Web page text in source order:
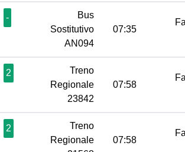
-
Bus
Sostitutivo
AN094
07:35
2
Treno
Regionale
23842
07:58
2
Treno
Regionale
07:58